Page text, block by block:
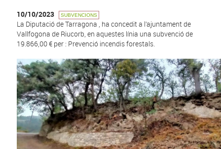
10/10/2023 SUBVENCIONS
La Diputació de Tarragona , ha concedit a l’ajuntament de
Vallfogona de Riucorb, en aquestes línia una subvenció de
19.866,00 € per : Prevenció incendis forestals.